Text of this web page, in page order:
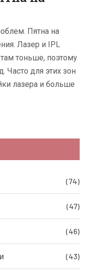
Пятна на
Лазер и IPL
тоньше, поэтому
Часто для этих зон
лазера и больше
(74)
(47)
(46)
(43)